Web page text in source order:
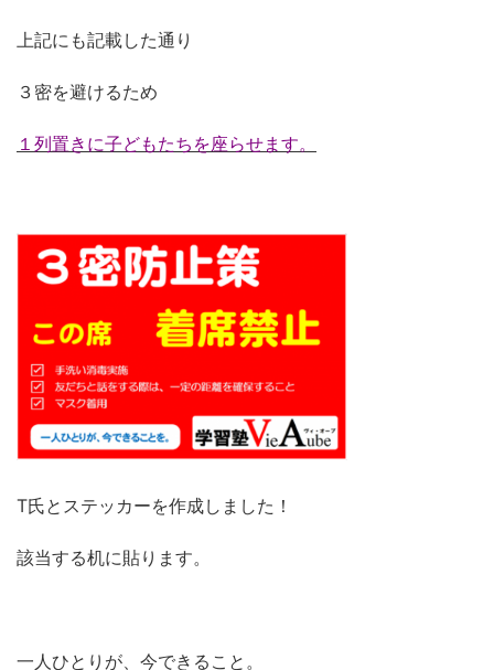
上記にも記載した通り
３密を避けるため
１列置きに子どもたちを座らせます。
T氏とステッカーを作成しました！
該当する机に貼ります。
一人ひとりが、今できること。